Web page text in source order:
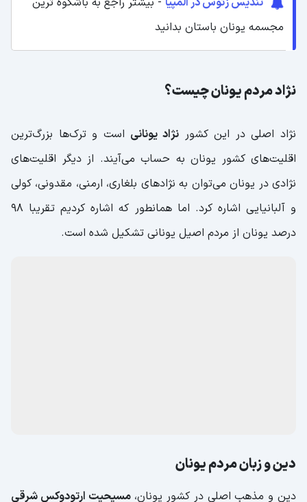
مجسمه یونان باستان بدانید
نژاد مردم یونان چیست؟
نژاد اصلی در این کشور نژاد یونانی است و ترک‌ها بزرگ‌ترین
اقلیت‌های کشور یونان به حساب می‌آیند. از دیگر اقلیت‌های
نژادی در یونان می‌توان به نژادهای بلغاری، ارمنی، مقدونی، کولی
و آلبانیایی اشاره کرد. اما همانطور که اشاره کردیم تقریبا ۹۸
درصد یونان از مردم اصیل یونانی تشکیل شده است.
دین و زبان مردم یونان
دین و مذهب اصلی در کشور یونان،مسیحیت ارتودوکس شرقی